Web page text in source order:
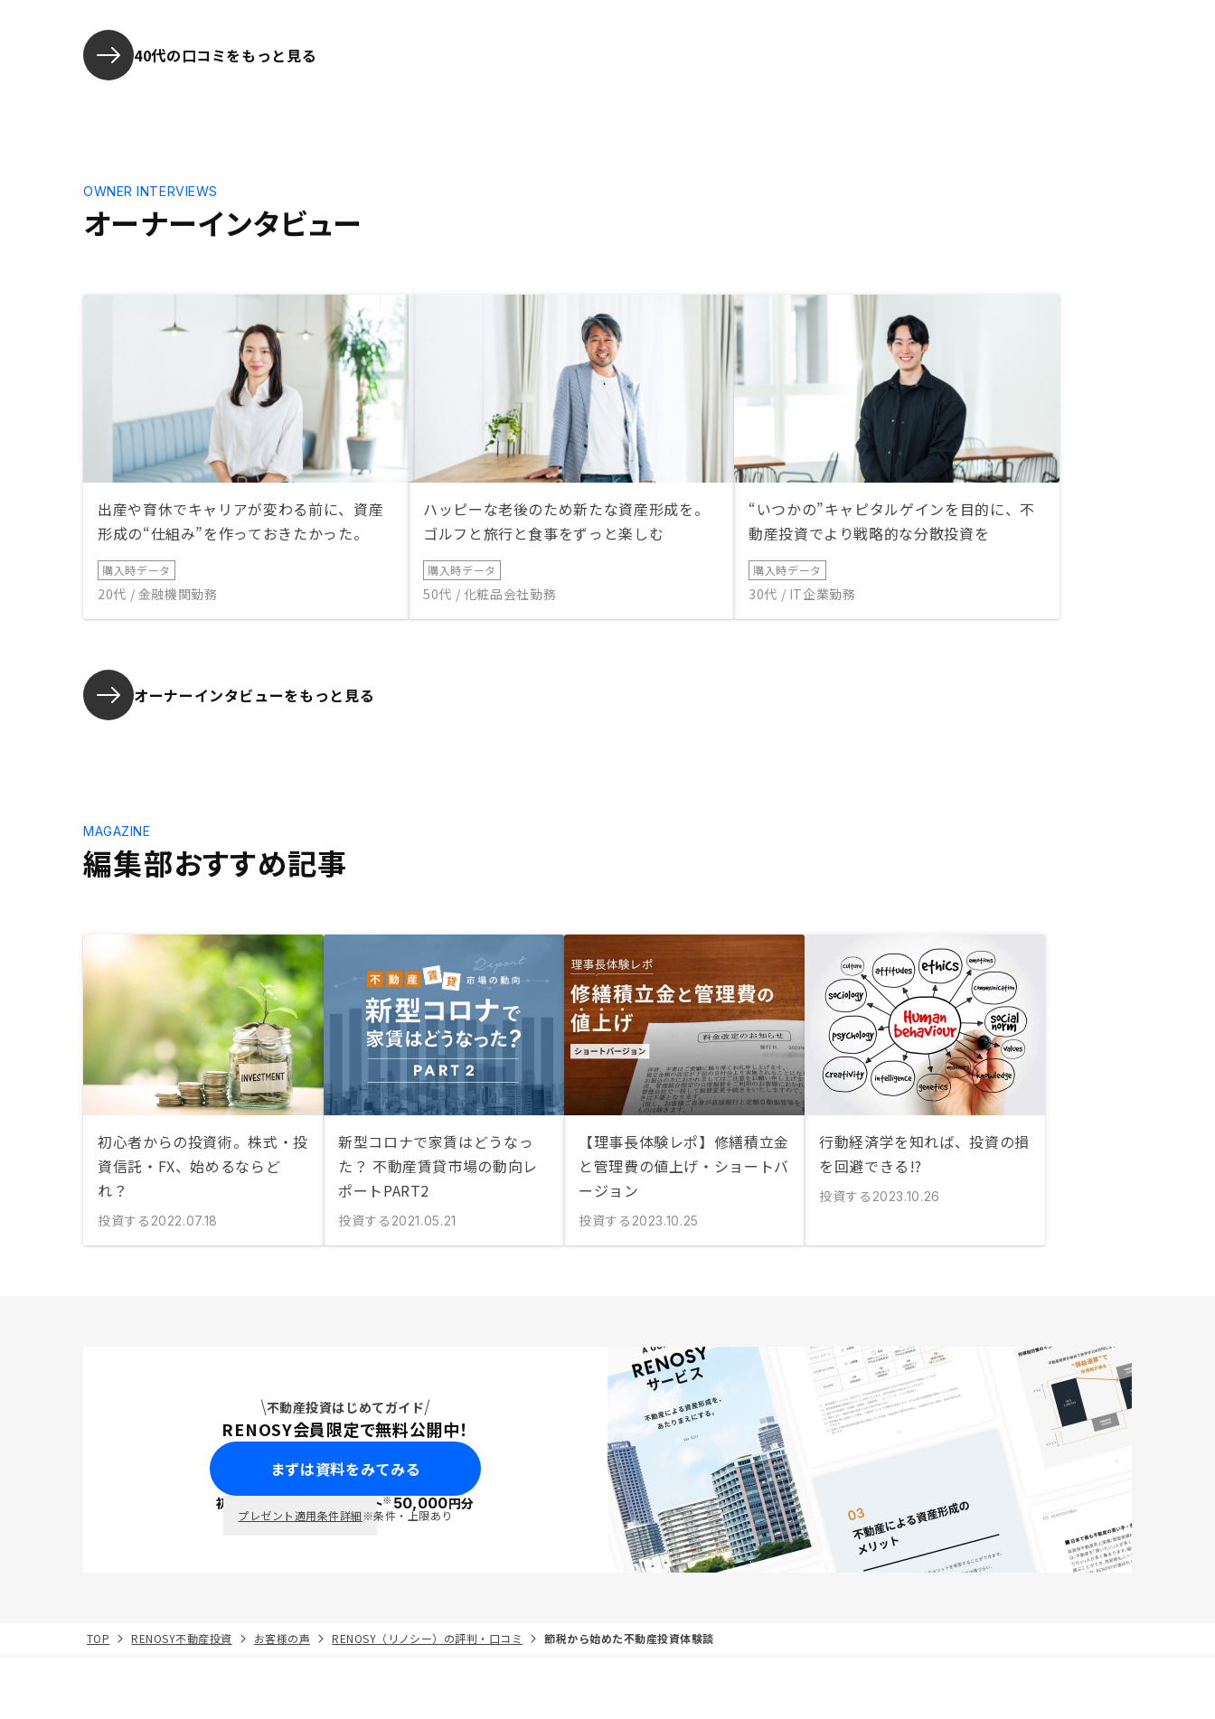
繰越返済の時の手数料の説明もある
と良かったです。 （繰越返済時に
手数料がかかることを契約後に知っ
たので）
40代の口コミをもっと見る
オーナーインタビュー
OWNER INTERVIEWS
出産や育休でキャリアが変わる前に、資産
形成の“仕組み”を作っておきたかった。
購入時データ
20代 / 金融機関勤務
ハッピーな老後のため新たな資産形成を。
ゴルフと旅行と食事をずっと楽しむ
購入時データ
50代 / 化粧品会社勤務
“いつかの”キャピタルゲインを目的に、不
動産投資でより戦略的な分散投資を
購入時データ
30代 / IT企業勤務
オーナーインタビューをもっと見る
編集部おすすめ記事
MAGAZINE
初心者からの投資術。株式・投
資信託・FX、始めるならど
れ？
投資する 2022.07.18
新型コロナで家賃はどうなっ
た？ 不動産賃貸市場の動向レ
ポートPART2
投資する 2021.05.21
【理事長体験レポ】修繕積立金
と管理費の値上げ・ショートバ
ージョン
投資する 2023.10.25
行動経済学を知れば、投資の損
を回避できる!?
投資する 2023.10.26
不動産投資はじめてガイド
RENOSY会員限定で無料公開中！
まずは資料をみてみる
初回面談で ポイント※50,000円分
プレゼント適用条件詳細※条件・上限あり
TOP RENOSY不動産投資 お客様の声 RENOSY（リノシー）の評判・口コミ 節税から始めた不動産投資体験談